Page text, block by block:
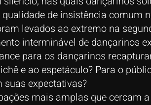
de insistência comum
levados ao extremo na
interminável de dançarinos
para os dançarinos
e ao espetáculo? Para o
expectativas?
mais amplas que cercam